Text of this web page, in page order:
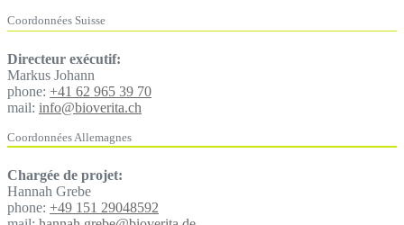
Coordonnées Suisse
Directeur exécutif:
Markus Johann
phone: +41 62 965 39 70
mail: info@bioverita.ch
Coordonnées Allemagnes
Chargée de projet:
Hannah Grebe
phone: +49 151 29048592